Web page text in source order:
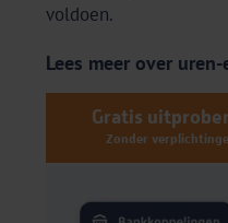
voldoen.
Lees meer over
Gratis
Zonder